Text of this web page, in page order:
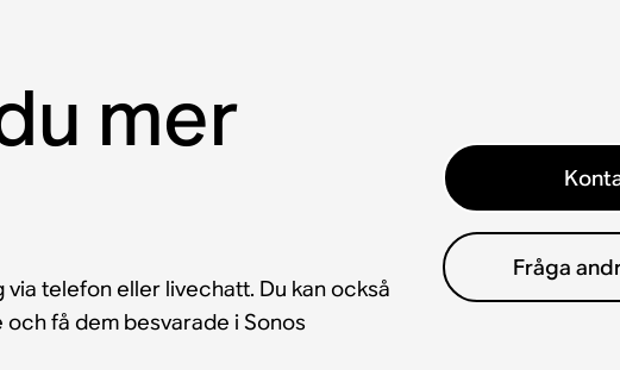
mer
telefon eller livechatt. Du kan också
få dem besvarade i Sonos
Fråga